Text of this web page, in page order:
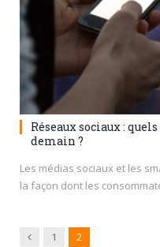
Réseaux sociaux :
demain ?
Les médias sociaux et les
la façon dont les
Previous
1 2